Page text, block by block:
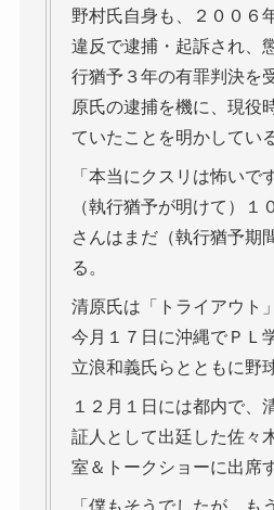
野村氏自身も、２００６
違反で逮捕・起訴され、
行猶予３年の有罪判決を
原氏の逮捕を機に、現役
ていたことを明かしている
「本当にクスリは怖いで
（執行猶予が明けて）１
さんはまだ（執行猶予期
る。
清原氏は「トライアウト
今月１７日に沖縄でＰＬ
立浪和義氏らとともに野
１２月１日には都内で、
証人として出廷した佐々
室＆トークショーに出席
「僕もそうでしたが、も